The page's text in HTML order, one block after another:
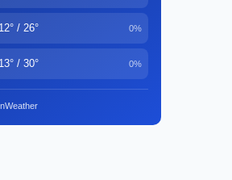
12° / 26° 0%
13° / 30° 0%